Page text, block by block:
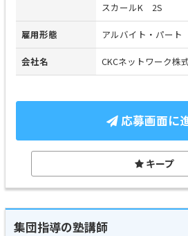
スカールK 2S
雇用形態 アルバイト・パート
会社名 CKCネットワーク株
応募画面に
キープ
集団指導の塾講師